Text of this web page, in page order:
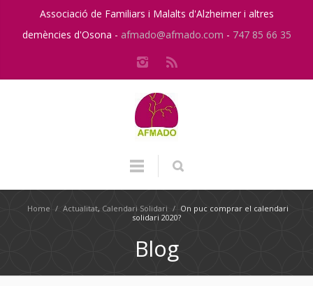
Associació de Familiars i Malalts d'Alzheimer i altres
demències d'Osona - afmado@afmado.com - 747 85 66 35
Home / Actualitat, Calendari Solidari / On puc comprar el calendari
solidari 2020?
Blog